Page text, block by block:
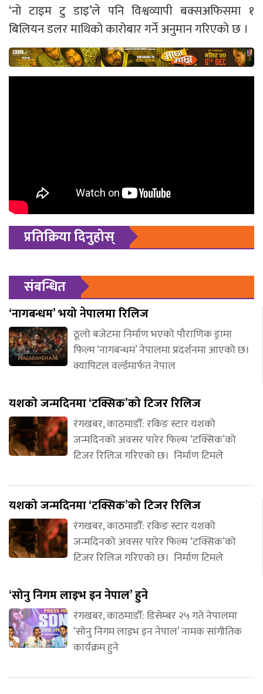
‘नो टाइम टु डाइ’ले पनि विश्वव्यापी बक्सअफिसमा १
बिलियन डलर माथिको कारोबार गर्ने अनुमान गरिएको छ ।
प्रतिक्रिया दिनुहोस्
संबन्धित
‘नागबन्धम’ भयो नेपालमा रिलिज
ठूलो बजेटमा निर्माण भएको पौराणिक ड्रामा
फिल्म ‘नागबन्धम’ नेपालमा प्रदर्शनमा आएको छ।
क्यापिटल वर्ल्डमार्फत नेपाल
यशको जन्मदिनमा ‘टक्सिक’को टिजर रिलिज
रंगखबर, काठमाडौँ: रकिङ स्टार यशको
जन्मदिनको अवसर पारेर फिल्म ‘टक्सिक’को
टिजर रिलिज गरिएको छ। निर्माण टिमले
यशको जन्मदिनमा ‘टक्सिक’को टिजर रिलिज
रंगखबर, काठमाडौँ: रकिङ स्टार यशको
जन्मदिनको अवसर पारेर फिल्म ‘टक्सिक’को
टिजर रिलिज गरिएको छ। निर्माण टिमले
‘सोनु निगम लाइभ इन नेपाल’ हुने
रंगखबर, काठमाडौँ: डिसेम्बर २५ गते नेपालमा
‘सोनु निगम लाइभ इन नेपाल’ नामक सांगीतिक
कार्यक्रम हुने